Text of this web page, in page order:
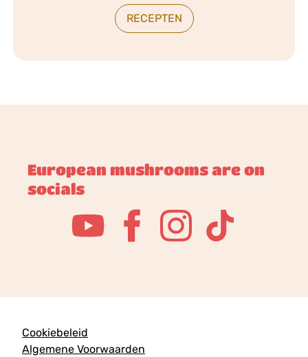
RECEPTEN
European mushrooms are on
socials
Cookiebeleid
Algemene Voorwaarden